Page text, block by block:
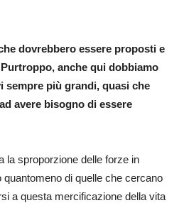
dovrebbero essere proposti e
anche qui dobbiamo
sempre più grandi, quasi che
avere bisogno di essere
la sproporzione delle forze in
di quelle che cercano
a questa mercificazione della vita